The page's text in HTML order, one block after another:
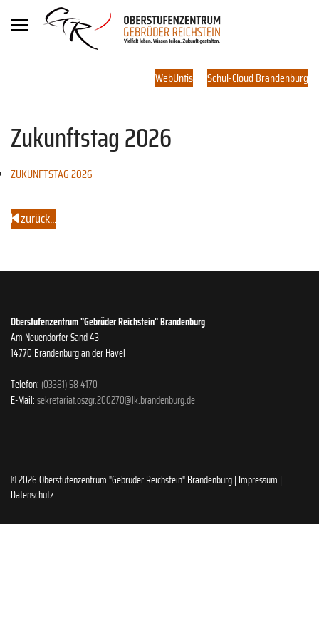
WebUntis Schul-Cloud Brandenburg
Zukunftstag 2026
ZUKUNFTSTAG 2026
zurück...
Oberstufenzentrum "Gebrüder Reichstein" Brandenburg
Am Neuendorfer Sand 43
14770 Brandenburg an der Havel
Telefon: (03381) 58 4170
E-Mail:sekretariat.oszgr.200270@lk.brandenburg.de
© 2026 Oberstufenzentrum "Gebrüder Reichstein" Brandenburg | Impressum |
Datenschutz